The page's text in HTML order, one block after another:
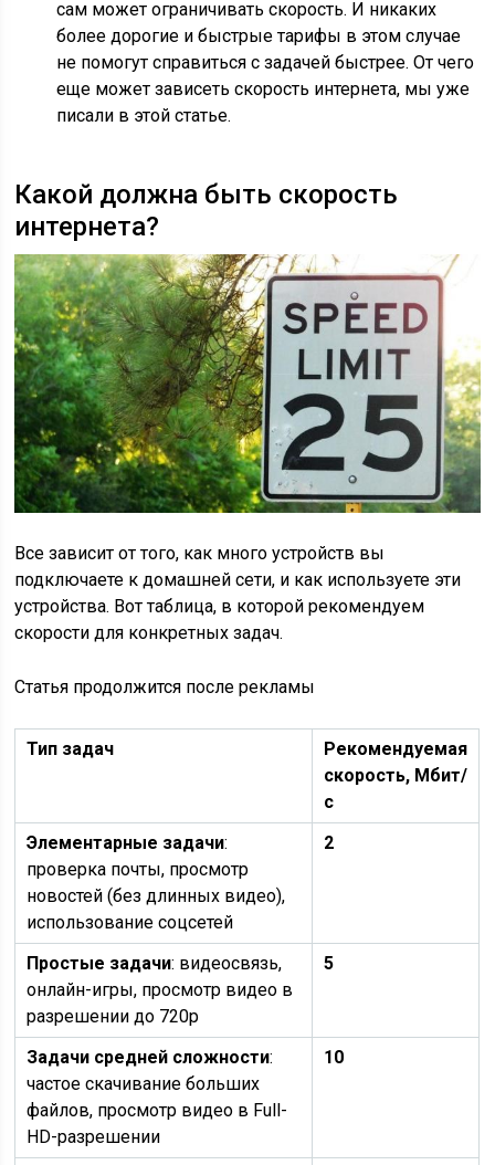
сам может ограничивать скорость. И никаких
более дорогие и быстрые тарифы в этом случае
не помогут справиться с задачей быстрее. От чего
еще может зависеть скорость интернета, мы уже
писали в этой статье.
Какой должна быть скорость
интернета?
Все зависит от того, как много устройств вы
подключаете к домашней сети, и как используете эти
устройства. Вот таблица, в которой рекомендуем
скорости для конкретных задач.
Статья продолжится после рекламы
Тип задач
Рекомендуемая
скорость, Мбит/
с
Элементарные задачи:
проверка почты, просмотр
новостей (без длинных видео),
использование соцсетей
2
Простые задачи: видеосвязь,
онлайн-игры, просмотр видео в
разрешении до 720p
5
Задачи средней сложности:
частое скачивание больших
файлов, просмотр видео в Full-
HD-разрешении
10